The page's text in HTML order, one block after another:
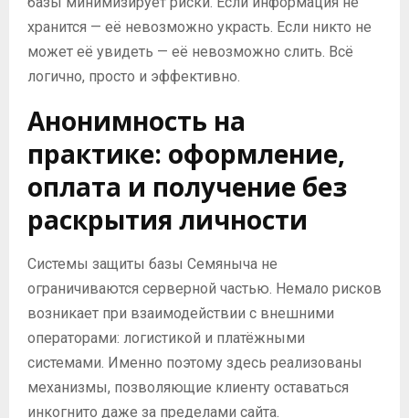
хранится — её невозможно украсть. Если никто не
может её увидеть — её невозможно слить. Всё
логично, просто и эффективно.
Анонимность на
практике: оформление,
оплата и получение без
раскрытия личности
Системы защиты базы Семяныча не
ограничиваются серверной частью. Немало рисков
возникает при взаимодействии с внешними
операторами: логистикой и платёжными
системами. Именно поэтому здесь реализованы
механизмы, позволяющие клиенту оставаться
инкогнито даже за пределами сайта.